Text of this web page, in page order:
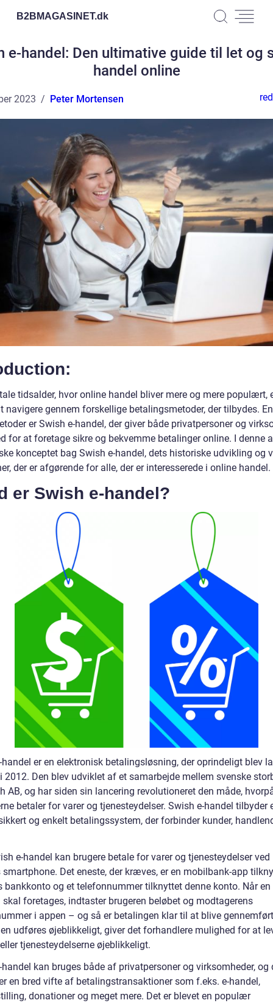
B2BMAGASINET.dk
e-handel: Den ultimative guide til let og
handel online
2023 Peter Mortensen
tidsalder, hvor online handel bliver mere og mere populært,
navigere gennem forskellige betalingsmetoder, der tilbydes.
er Swish e-handel, der giver både privatpersoner og
for at foretage sikre og bekvemme betalinger online. I denne
konceptet bag Swish e-handel, dets historiske udvikling og
der er afgørende for alle, der er interesserede i online handel.
er Swish e-handel?
handel er en elektronisk betalingsløsning, der oprindeligt blev
2012. Den blev udviklet af et samarbejde mellem svenske
AB, og har siden sin lancering revolutioneret den måde,
betaler for varer og tjenesteydelser. Swish e-handel tilbyder
og enkelt betalingssystem, der forbinder kunder,
e-handel kan brugere betale for varer og tjenesteydelser
smartphone. Det eneste, der kræves, er en mobilbank-app
bankkonto og et telefonnummer tilknyttet denne konto. Når en
foretages, indtaster brugeren beløbet og modtagerens
i appen – og så er betalingen klar til at blive
udføres øjeblikkeligt, giver det forhandlere mulighed for at
tjenesteydelserne øjeblikkeligt.
kan bruges både af privatpersoner og virksomheder, og
en bred vifte af betalingstransaktioner som f.eks. e-handel,
donationer og meget mere. Det er blevet en populær